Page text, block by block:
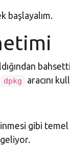
başlayalım.
dpkg aracını
gibi